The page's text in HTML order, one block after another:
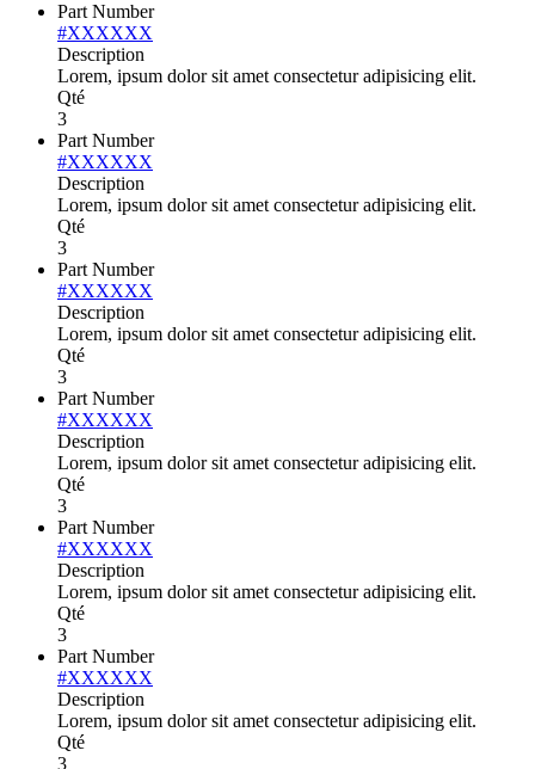
Part Number
#XXXXXX
Description
Lorem, ipsum dolor sit amet consectetur adipisicing elit.
Qté
3
Part Number
#XXXXXX
Description
Lorem, ipsum dolor sit amet consectetur adipisicing elit.
Qté
3
Part Number
#XXXXXX
Description
Lorem, ipsum dolor sit amet consectetur adipisicing elit.
Qté
3
Part Number
#XXXXXX
Description
Lorem, ipsum dolor sit amet consectetur adipisicing elit.
Qté
3
Part Number
#XXXXXX
Description
Lorem, ipsum dolor sit amet consectetur adipisicing elit.
Qté
3
Part Number
#XXXXXX
Description
Lorem, ipsum dolor sit amet consectetur adipisicing elit.
Qté
3